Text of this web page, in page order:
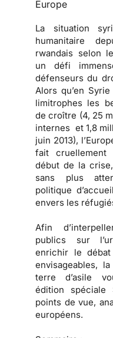
Europe
La situation
humanitaire
rwandais selon
un défi
défenseurs du
Alors qu’en
limitrophes les
de croître (4, 25
internes et 1,8
juin 2013),
fait
début de la
sans plus
politique
envers les
Afin
publics sur
enrichir le
envisageables,
terre d’asile
édition spéciale
points de vue,
européens.